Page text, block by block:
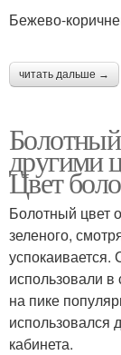
Бежево-
читать дальше →
Болотный
другими
Цвет
Болотный цвет
зеленого,
успокаивается.
использовали
на пике
использовался
кабинета.